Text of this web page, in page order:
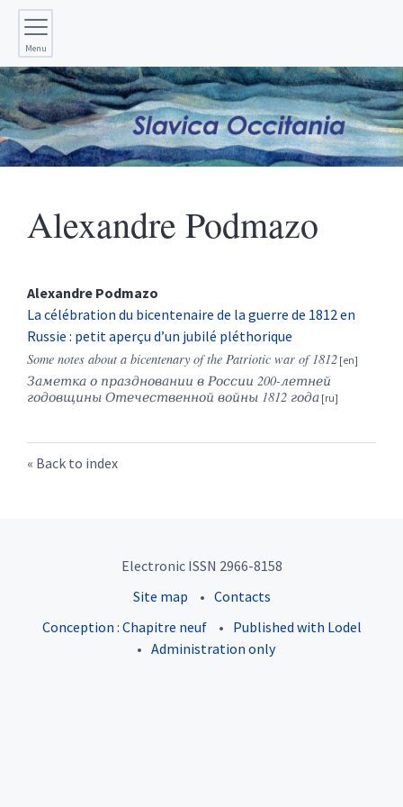
Menu
Alexandre Podmazo
Alexandre Podmazo
La célébration du bicentenaire de la guerre de 1812 en
Russie : petit aperçu d’un jubilé pléthorique
Some notes about a bicentenary of the Patriotic war of 1812
Заметка о праздновании в России 200-летней
годовщины Отечественной войны 1812 года
Back to index
Electronic ISSN 2966-8158
Site map
Contacts
Conception : Chapitre neuf
Published with Lodel
Administration only